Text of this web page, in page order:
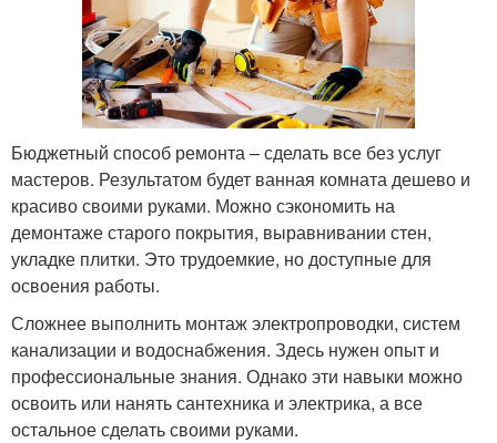
Бюджетный способ ремонта – сделать все без услуг
мастеров. Результатом будет ванная комната дешево и
красиво своими руками. Можно сэкономить на
демонтаже старого покрытия, выравнивании стен,
укладке плитки. Это трудоемкие, но доступные для
освоения работы.
Сложнее выполнить монтаж электропроводки, систем
канализации и водоснабжения. Здесь нужен опыт и
профессиональные знания. Однако эти навыки можно
освоить или нанять сантехника и электрика, а все
остальное сделать своими руками.